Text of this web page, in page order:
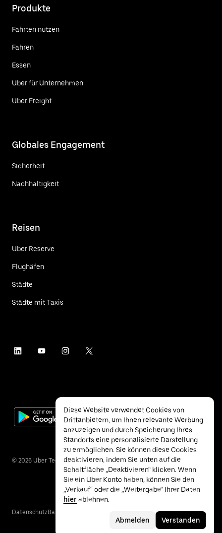
Produkte
Fahrten nutzen
Fahren
Essen
Uber für Unternehmen
Uber Freight
Globales Engagement
Sicherheit
Nachhaltigkeit
Reisen
Uber Reserve
Flughäfen
Städte
Städte mit Taxis
© 2026 Uber Technologies Inc.
DatenschutzBarrierefreiheit
Diese Website verwendet Cookies von
Drittanbietern, um Ihnen relevante Werbung
anzuzeigen und durch Speicherung Ihres
Standorts eine personalisierte Darstellung
zu ermöglichen. Sie können diese Cookies
deaktivieren, indem Sie unten auf die
Schaltfläche „Deaktivieren“ klicken. Wenn
Sie ein Uber Konto haben, können Sie den
„Verkauf“ oder die „Weitergabe“ Ihrer Daten
hierablehnen.
Abmelden Verstanden